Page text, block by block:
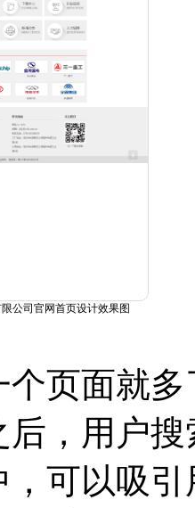
公司官网首页设计效果图
个页面就
后，用户
可以吸